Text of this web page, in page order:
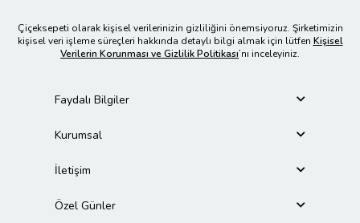
Çiçeksepeti olarak kişisel verilerinizin gizliliğini önemsiyoruz. Şirketimizin
kişisel veri işleme süreçleri hakkında detaylı bilgi almak için lütfen Kişisel
Verilerin Korunması ve Gizlilik Politikası’nı inceleyiniz.
Faydalı Bilgiler
Kurumsal
İletişim
Özel Günler